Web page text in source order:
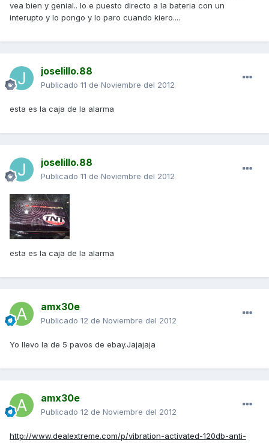
vea bien y genial.. lo e puesto directo a la bateria con un
interupto y lo pongo y lo paro cuando kiero....
joselillo.88
Publicado 11 de Noviembre del 2012
esta es la caja de la alarma
joselillo.88
Publicado 11 de Noviembre del 2012
esta es la caja de la alarma
amx30e
Publicado 12 de Noviembre del 2012
Yo llevo la de 5 pavos de ebay.Jajajaja
amx30e
Publicado 12 de Noviembre del 2012
http://www.dealextreme.com/p/vibration-activated-120db-anti-